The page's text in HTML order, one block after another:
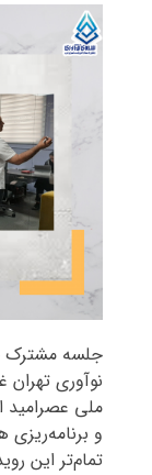
جلسه مشترک
نوآوری تهران
ملی عصرامید
و
تمام‌تر این